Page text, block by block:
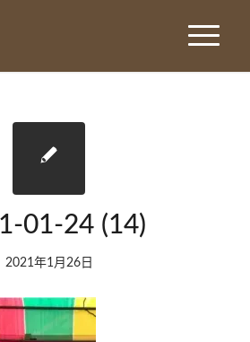
01-24 (14)
2021年1月26日